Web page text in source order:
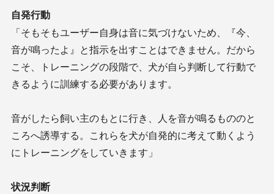
自発行動
「そもそもユーザー自身は音に気づけないため、『今、
音が鳴ったよ』と指示を出すことはできません。だから
こそ、トレーニングの段階で、犬が自ら判断して行動で
きるように訓練する必要があります。
音がしたら飼い主のもとに行き、人を音が鳴るもののと
ころへ誘導する。これらを犬が自発的に考えて動くよう
にトレーニングをしていきます」
状況判断